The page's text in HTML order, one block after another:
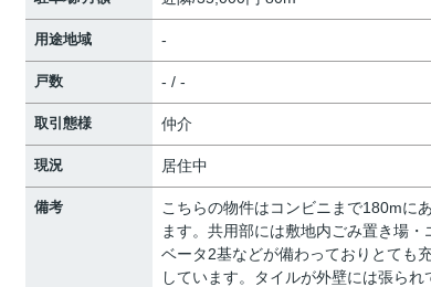
用途地域 -
戸数 - / -
取引態様 仲介
現況 居住中
備考
こちらの物件はコンビニまで180mに
ます。共用部には敷地内ごみ置き場・
ベータ2基などが備わっておりとても
しています。タイルが外壁には張られ